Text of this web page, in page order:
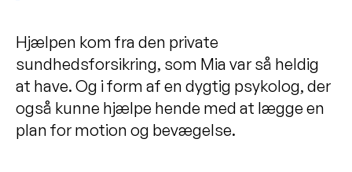
Hjælpen kom fra den private
sundhedsforsikring, som Mia var så heldig
at have. Og i form af en dygtig psykolog, der
også kunne hjælpe hende med at lægge en
plan for motion og bevægelse.